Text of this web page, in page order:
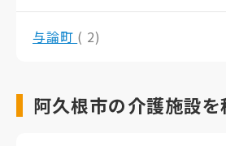
与論町 ( 2)
阿久根市の介護施設を